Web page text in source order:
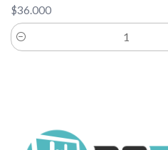
$36.000
Cantidad